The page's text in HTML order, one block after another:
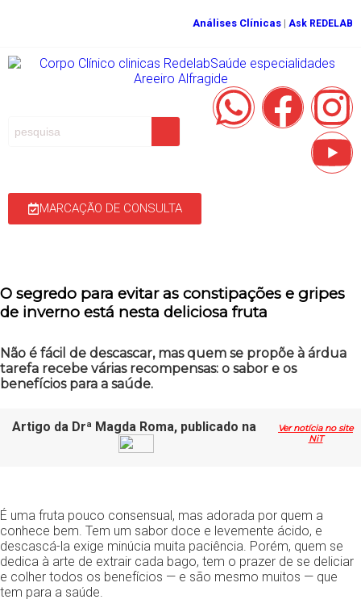
Análises Clínicas Ask REDELAB
MARCAÇÃO DE CONSULTA
O segredo para evitar as constipações e gripes
de inverno está nesta deliciosa fruta
Não é fácil de descascar, mas quem se propõe à árdua
tarefa recebe várias recompensas: o sabor e os
benefícios para a saúde.
Artigo da Drª Magda Roma, publicado na
Ver notícia no site
NiT
É uma fruta pouco consensual, mas adorada por quem a
conhece bem. Tem um sabor doce e levemente ácido, e
descascá-la exige minúcia muita paciência. Porém, quem se
dedica à arte de extrair cada bago, tem o prazer de se deliciar
e colher todos os benefícios — e são mesmo muitos — que
tem para a saúde.